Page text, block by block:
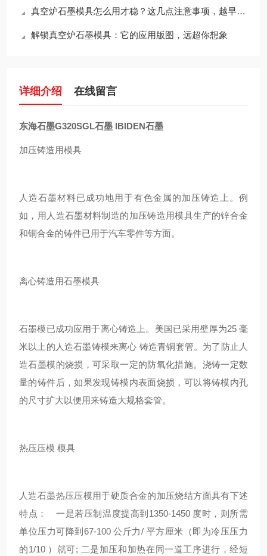
真空炉石墨模具怎么用才稳？这几点注意事项，越早知道越省心
解锁真空炉石墨模具：它的应用版图，远超你想象
详细介绍 在线留言
东海石墨G320SGL石墨 IBIDEN石墨
加压铸造用模具
人造石墨材料已成功地用于有色金属的加压铸造上。例
如，用人造石墨材料制造的加压铸造用模具生产的锌合金
和铜合金的铸件已用于汽车零件等方面。
离心铸造用石墨模具
石墨模已成功应用于离心铸造上。美国已采用壁厚为25 毫
米以上的人造石墨铸模来离心 铸造青铜套管。为了防止人
造石墨模的烧损，可采取一定的防氧化措施。浇铸一定数
量的铸件后，如果发现铸模内表面烧损，可以将铸模内孔
的尺寸扩大以便用来铸造大规格套管。
热压压模 模具
人造石墨热压压模用于硬质合金的加压烧结方面具有下述
特点： 一是若压制温度提高到1350-1450 度时，则所需
单位压力可降到67-100 公斤力/ 平方厘米（即为冷压压力
的1/10 ）就可; 二是加压和加热在同一道工序进行，经短